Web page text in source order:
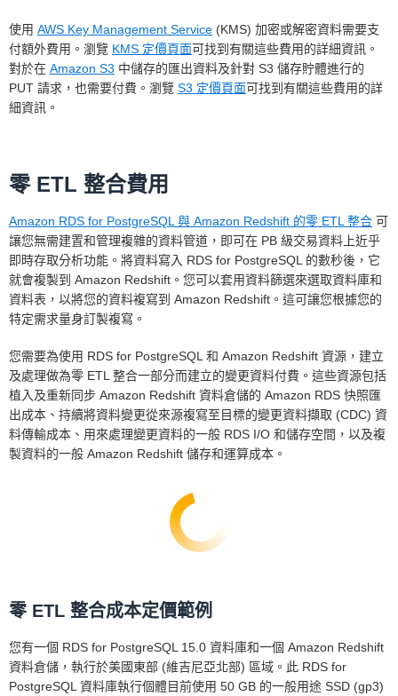
** 每小時有效定價可協助您計算預留執行個體比隨
需定價節省多少成本。
當您購買預留執行個體時，將按照您所選期間的每
個小時向您收費，無論該執行個體是否在執行中。
合約期間的每個小時。
使用 AWS Key Management Service (KMS) 加密或解密資料需要支
付額外費用。瀏覽 KMS 定價頁面可找到有關這些費用的詳細資訊。
對於在 Amazon S3 中儲存的匯出資料及針對 S3 儲存貯體進行的
PUT 請求，也需要付費。瀏覽 S3 定價頁面可找到有關這些費用的詳
細資訊。
零 ETL 整合費用
Amazon RDS for PostgreSQL 與 Amazon Redshift 的零 ETL 整合 可
讓您無需建置和管理複雜的資料管道，即可在 PB 級交易資料上近乎
即時存取分析功能。將資料寫入 RDS for PostgreSQL 的數秒後，它
就會複製到 Amazon Redshift。您可以套用資料篩選來選取資料庫和
資料表，以將您的資料複寫到 Amazon Redshift。這可讓您根據您的
特定需求量身訂製複寫。
您需要為使用 RDS for PostgreSQL 和 Amazon Redshift 資源，建立
及處理做為零 ETL 整合一部分而建立的變更資料付費。這些資源包括
植入及重新同步 Amazon Redshift 資料倉儲的 Amazon RDS 快照匯
出成本、持續將資料變更從來源複寫至目標的變更資料擷取 (CDC) 資
料傳輸成本、用來處理變更資料的一般 RDS I/O 和儲存空間，以及複
製資料的一般 Amazon Redshift 儲存和運算成本。
零 ETL 整合成本定價範例
您有一個 RDS for PostgreSQL 15.0 資料庫和一個 Amazon Redshift
資料倉儲，執行於美國東部 (維吉尼亞北部) 區域。此 RDS for
PostgreSQL 資料庫執行個體目前使用 50 GB 的一般用途 SSD (gp3)